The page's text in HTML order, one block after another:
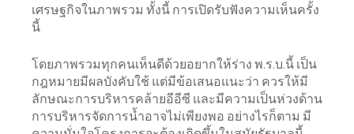
เศรษฐกิจในภาพรวม ทั้งนี้ การเปิดรับฟังความเห็นครั้ง
นี้
โดยภาพรวมทุกคนเห็นดีด้วยอยากให้ร่าง พ.ร.บ.นี้ เป็น
กฎหมายมีผลบังคับใช้ แต่มีข้อเสนอแนะว่า ควรให้มี
ลักษณะการบริหารคล้ายอีอีซี และมีความเป็นห่วงด้าน
การบริหารจัดการน้ำอาจไม่เพียงพอ อย่างไรก็ตาม มี